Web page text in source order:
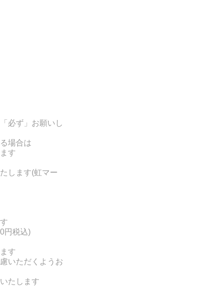
必ず」お願いし
場合は
す
します(虹マー
円税込)
す
いただくようお
たします